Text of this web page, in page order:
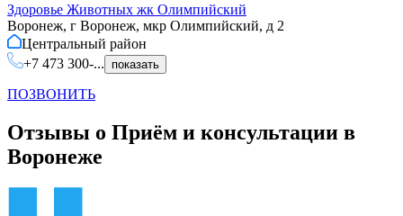
Здоровье Животных жк Олимпийский
Воронеж, г Воронеж, мкр Олимпийский, д 2
Центральный район
+7 473 300-...
показать
ПОЗВОНИТЬ
Отзывы о Приём и консультации в
Воронеже